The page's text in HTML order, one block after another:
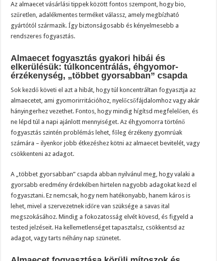
Az almaecet vásárlási tippek között fontos szempont, hogy bio,
szűretlen, adalékmentes terméket válassz, amely megbízható
gyártótól származik. Így biztonságosabb és kényelmesebb a
rendszeres fogyasztás.
Almaecet fogyasztás gyakori hibái és
elkerülésük: túlkoncentrálás, éhgyomor-
érzékenység, „többet gyorsabban” csapda
Sok kezdő követi el azt a hibát, hogy túl koncentráltan fogyasztja az
almaecetet, ami gyomorirritációhoz, nyelőcsőfájdalomhoz vagy akár
hányingerhez vezethet. Fontos, hogy mindig hígítsd megfelelően, és
ne lépd túl a napi ajánlott mennyiséget. Az éhgyomorra történő
fogyasztás szintén problémás lehet, főleg érzékeny gyomrúak
számára – ilyenkor jobb étkezéshez kötni az almaecet bevitelét, vagy
csökkenteni az adagot.
A „többet gyorsabban” csapda abban nyilvánul meg, hogy valaki a
gyorsabb eredmény érdekében hirtelen nagyobb adagokat kezd el
fogyasztani. Ez nemcsak, hogy nem hatékonyabb, hanem káros is
lehet, mivel a szervezetnek időre van szüksége a savas ital
megszokásához. Mindig a fokozatosság elvét kövesd, és figyeld a
tested jelzéseit. Ha kellemetlenséget tapasztalsz, csökkentsd az
adagot, vagy tarts néhány nap szünetet.